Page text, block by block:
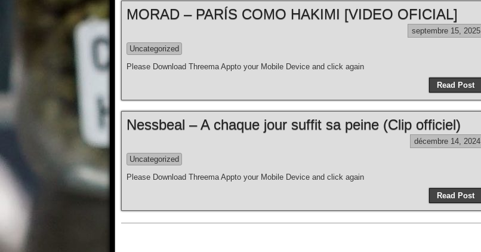
MORAD – PARÍS COMO HAKIMI [VIDEO OFICIAL]
septembre 15, 2025
Uncategorized
Please Download Threema Appto your Mobile Device and click again
Read Post
Nessbeal – A chaque jour suffit sa peine (Clip officiel)
décembre 14, 2024
Uncategorized
Please Download Threema Appto your Mobile Device and click again
Read Post